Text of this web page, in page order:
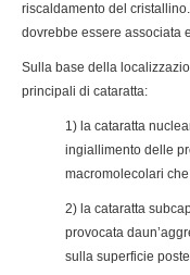
riscaldamento del
dovrebbe essere associata
Sulla base della
principali di cataratta:
1) la cataratta
ingiallimento delle
macromolecolari
2) la cataratta
provocata
sulla superficie